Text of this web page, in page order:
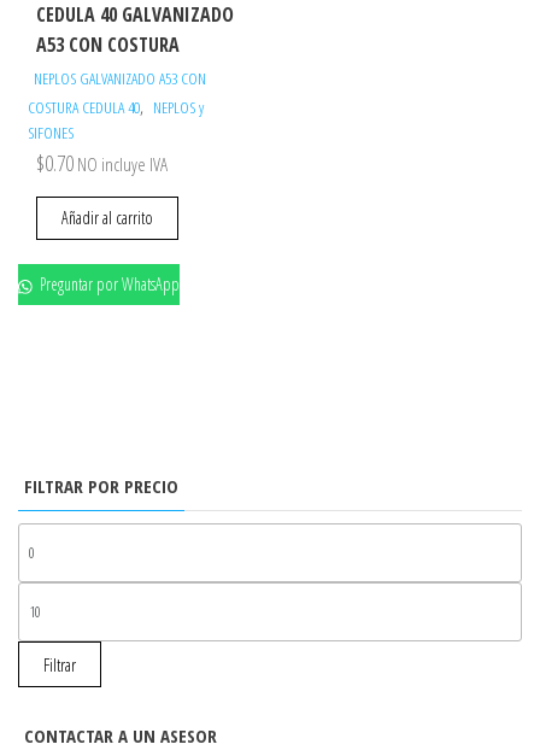
CEDULA 40 GALVANIZADO
A53 CON COSTURA
NEPLOS GALVANIZADO A53 CON
COSTURA CEDULA 40, NEPLOS y
SIFONES
$0.70 NO incluye IVA
Añadir al carrito
Preguntar por WhatsApp
FILTRAR POR PRECIO
Filtrar
CONTACTAR A UN ASESOR